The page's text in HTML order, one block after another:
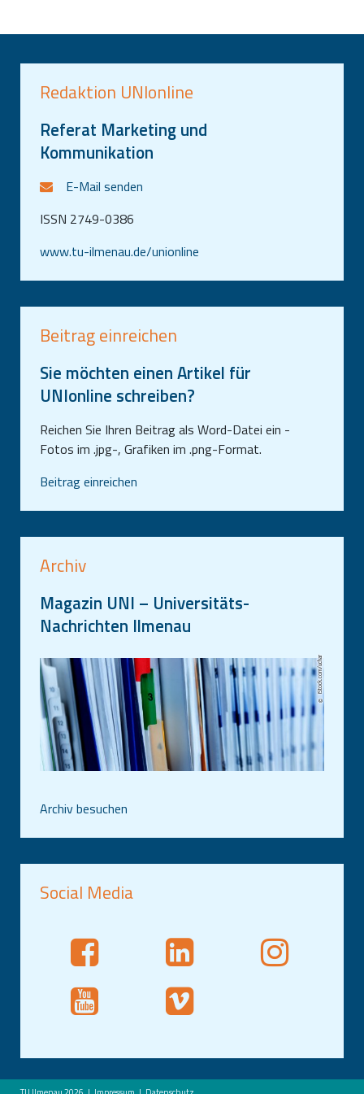
Redaktion UNIonline
Referat Marketing und
Kommunikation
E-Mail senden
www.tu-ilmenau.de/unionline
ISSN 2749-0386
Beitrag einreichen
Sie möchten einen Artikel für
UNIonline schreiben?
Reichen Sie Ihren Beitrag als Word-Datei ein -
Fotos im .jpg-, Grafiken im .png-Format.
Beitrag einreichen
Archiv
Magazin UNI – Universitäts-
Nachrichten Ilmenau
iStock.com/uchar
Archiv besuchen
Social Media